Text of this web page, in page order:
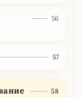
56
57
58